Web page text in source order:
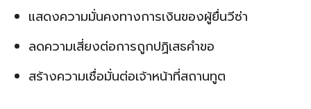
แสดงความมั่นคงทางการเงินของผู้ยื่นวีซ่า
ลดความเสี่ยงต่อการถูกปฏิเสธคำขอ
สร้างความเชื่อมั่นต่อเจ้าหน้าที่สถานทูต